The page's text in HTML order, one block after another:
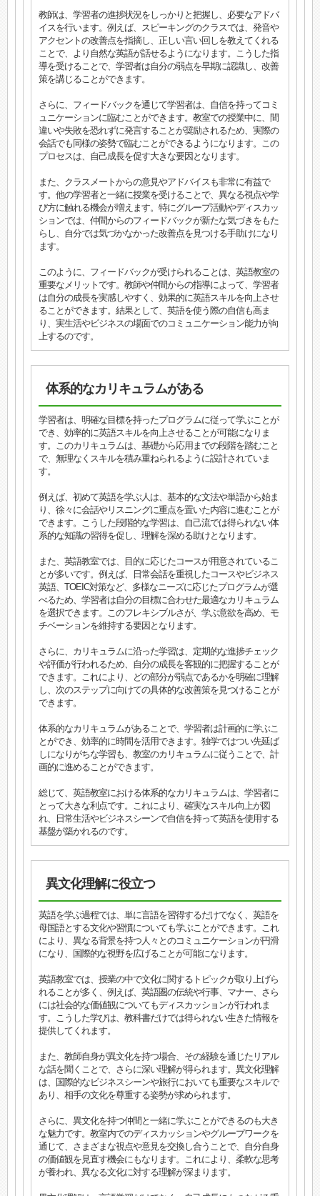
教師は、学習者の進捗状況をしっかりと把握し、必要なアドバ
イスを行います。例えば、スピーキングのクラスでは、発音や
アクセントの改善点を指摘し、正しい言い回しを教えてくれる
ことで、より自然な英語が話せるようになります。こうした指
導を受けることで、学習者は自分の弱点を早期に認識し、改善
策を講じることができます。
さらに、フィードバックを通じて学習者は、自信を持ってコミ
ュニケーションに臨むことができます。教室での授業中に、間
違いや失敗を恐れずに発言することが奨励されるため、実際の
会話でも同様の姿勢で臨むことができるようになります。この
プロセスは、自己成長を促す大きな要因となります。
また、クラスメートからの意見やアドバイスも非常に有益で
す。他の学習者と一緒に授業を受けることで、異なる視点や学
び方に触れる機会が増えます。特にグループ活動やディスカッ
ションでは、仲間からのフィードバックが新たな気づきをもた
らし、自分では気づかなかった改善点を見つける手助けになり
ます。
このように、フィードバックが受けられることは、英語教室の
重要なメリットです。教師や仲間からの指導によって、学習者
は自分の成長を実感しやすく、効果的に英語スキルを向上させ
ることができます。結果として、英語を使う際の自信も高ま
り、実生活やビジネスの場面でのコミュニケーション能力が向
上するのです。
体系的なカリキュラムがある
学習者は、明確な目標を持ったプログラムに従って学ぶことが
でき、効率的に英語スキルを向上させることが可能になりま
す。このカリキュラムは、基礎から応用までの段階を踏むこと
で、無理なくスキルを積み重ねられるように設計されていま
す。
例えば、初めて英語を学ぶ人は、基本的な文法や単語から始ま
り、徐々に会話やリスニングに重点を置いた内容に進むことが
できます。こうした段階的な学習は、自己流では得られない体
系的な知識の習得を促し、理解を深める助けとなります。
また、英語教室では、目的に応じたコースが用意されているこ
とが多いです。例えば、日常会話を重視したコースやビジネス
英語、TOEIC対策など、多様なニーズに応じたプログラムが選
べるため、学習者は自分の目標に合わせた最適なカリキュラム
を選択できます。このフレキシブルさが、学ぶ意欲を高め、モ
チベーションを維持する要因となります。
さらに、カリキュラムに沿った学習は、定期的な進捗チェック
や評価が行われるため、自分の成長を客観的に把握することが
できます。これにより、どの部分が弱点であるかを明確に理解
し、次のステップに向けての具体的な改善策を見つけることが
できます。
体系的なカリキュラムがあることで、学習者は計画的に学ぶこ
とができ、効率的に時間を活用できます。独学ではつい先延ば
しになりがちな学習も、教室のカリキュラムに従うことで、計
画的に進めることができます。
総じて、英語教室における体系的なカリキュラムは、学習者に
とって大きな利点です。これにより、確実なスキル向上が図
れ、日常生活やビジネスシーンで自信を持って英語を使用する
基盤が築かれるのです。
異文化理解に役立つ
英語を学ぶ過程では、単に言語を習得するだけでなく、英語を
母国語とする文化や習慣についても学ぶことができます。これ
により、異なる背景を持つ人々とのコミュニケーションが円滑
になり、国際的な視野を広げることが可能になります。
英語教室では、授業の中で文化に関するトピックが取り上げら
れることが多く、例えば、英語圏の伝統や行事、マナー、さら
には社会的な価値観についてもディスカッションが行われま
す。こうした学びは、教科書だけでは得られない生きた情報を
提供してくれます。
また、教師自身が異文化を持つ場合、その経験を通じたリアル
な話を聞くことで、さらに深い理解が得られます。異文化理解
は、国際的なビジネスシーンや旅行においても重要なスキルで
あり、相手の文化を尊重する姿勢が求められます。
さらに、異文化を持つ仲間と一緒に学ぶことができるのも大き
な魅力です。教室内でのディスカッションやグループワークを
通じて、さまざまな視点や意見を交換し合うことで、自分自身
の価値観を見直す機会にもなります。これにより、柔軟な思考
が養われ、異なる文化に対する理解が深まります。